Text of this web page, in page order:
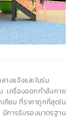
างแจ้งและในร่ม
เครื่องออกกำลังกาย
ยม ที่ราคาถูกที่สุดใน
การรับรองมาตรฐาน